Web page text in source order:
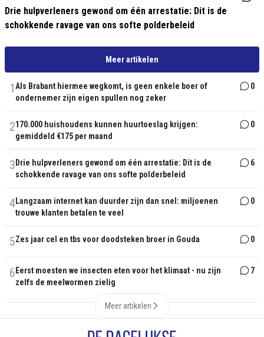
Drie hulpverleners gewond om één arrestatie: Dit is de
schokkende ravage van ons softe polderbeleid
Meer artikelen
1Als Brabant hiermee wegkomt, is geen enkele boer of
ondernemer zijn eigen spullen nog zeker
0
2170.000 huishoudens kunnen huurtoeslag krijgen:
gemiddeld €175 per maand
0
3 Drie hulpverleners gewond om één arrestatie: Dit is de
schokkende ravage van ons softe polderbeleid
6
4Langzaam internet kan duurder zijn dan snel: miljoenen
trouwe klanten betalen te veel
0
5Zes jaar cel en tbs voor doodsteken broer in Gouda 0
6 Eerst moesten we insecten eten voor het klimaat - nu zijn
zelfs de meelwormen zielig
7
Meer artikelen